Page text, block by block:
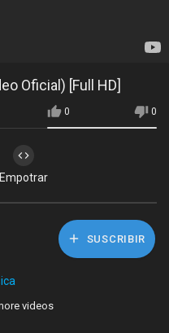
Oficial) [Full HD]
0 0
Empotrar
SUSCRIBIR
videos